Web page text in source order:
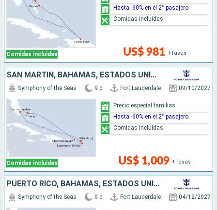
Comidas incluidas US$ 981 +Tasas
Hasta -60% en el 2° pasajero
Comidas incluidas
SAN MARTÍN, BAHAMAS, ESTADOS UNIDOS
Comidas incluidas
Symphony of the Seas 9 d Fort Lauderdale 09/10/2027
US$ 1,009 +Tasas
Precio especial familias
Hasta -60% en el 2° pasajero
Comidas incluidas
PUERTO RICO, BAHAMAS, ESTADOS UNIDOS
Symphony of the Seas 9 d Fort Lauderdale 04/12/2027